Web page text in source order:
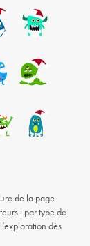
de la page
: par type de
dès